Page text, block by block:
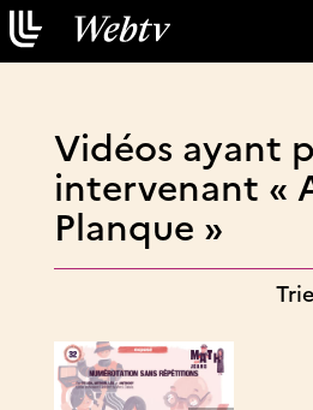
Vidéos ayant
intervenant «
Planque »